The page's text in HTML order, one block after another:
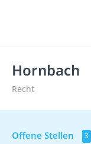
Hornbach
Recht
Offene Stellen 3